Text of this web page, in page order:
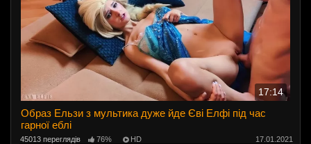
17:14
Образ Ельзи з мультика дуже йде Єві Елфі під час
гарної еблі
45013 переглядів 76% HD 17.01.2021